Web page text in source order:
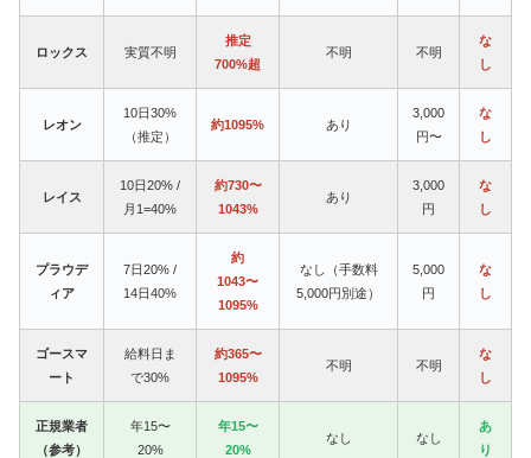
ロックス 実質不明
推定
700%超
不明 不明
な
し
レオン
10日30%
（推定）
約1095% あり
3,000
円〜
な
し
レイス
10日20% /
月1=40%
約730〜
1043%
あり
3,000
円
な
し
プラウデ
ィア
7日20% /
14日40%
約
1043〜
1095%
なし（手数料
5,000円別途）
5,000
円
な
し
ゴースマ
ート
給料日ま
で30%
約365〜
1095%
不明 不明
な
し
正規業者
（参考）
年15〜
20%
年15〜
20%
なし なし
あ
り